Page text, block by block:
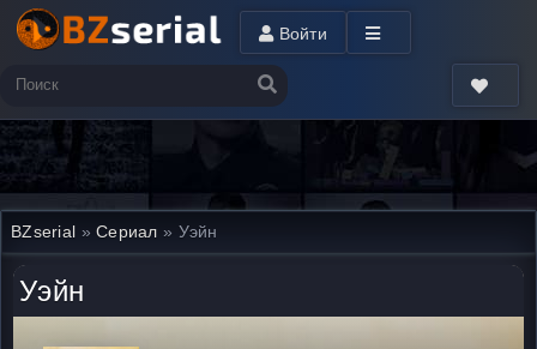
Войти
BZserial »Сериал » Уэйн
Уэйн